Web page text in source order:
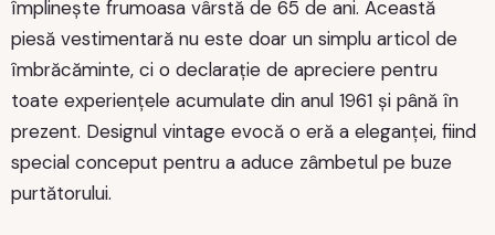
împlinește frumoasa vârstă de 65 de ani. Această
piesă vestimentară nu este doar un simplu articol de
îmbrăcăminte, ci o declarație de apreciere pentru
toate experiențele acumulate din anul 1961 și până în
prezent. Designul vintage evocă o eră a eleganței, fiind
special conceput pentru a aduce zâmbetul pe buze
purtătorului.